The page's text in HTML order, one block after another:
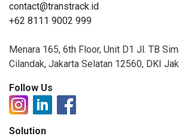
contact@transtrack.id
+62 8111 9002 999
Menara 165, 6th Floor, Unit D1 Jl. TB
Cilandak, Jakarta Selatan 12560, DKI
Follow Us
Solution